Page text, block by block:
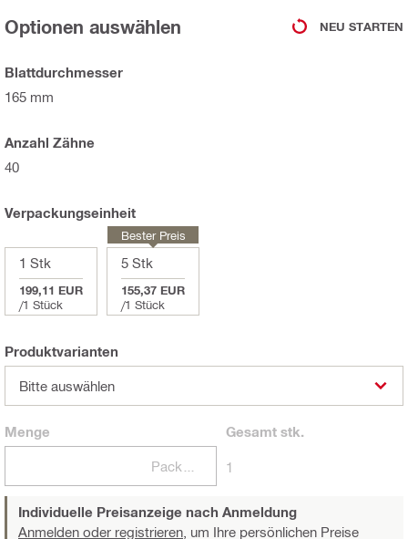
Optionen auswählen NEU STARTEN
Blattdurchmesser
165 mm
Anzahl Zähne
40
Verpackungseinheit
1 Stk
199,11 EUR
/1 Stück
5 Stk
155,37 EUR
/1 Stück
Bester Preis
Produktvarianten
Bitte auswählen
Menge Gesamtstk.
1
Individuelle Preisanzeige nach Anmeldung
Anmelden oder registrieren, um Ihre persönlichen Preise